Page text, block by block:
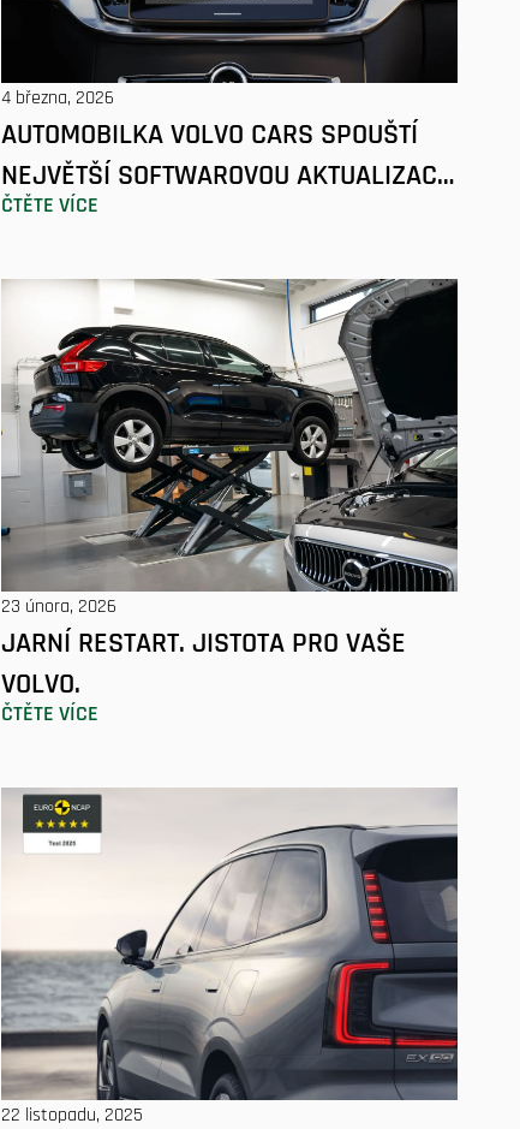
4 března, 2026
AUTOMOBILKA VOLVO CARS SPOUŠTÍ
NEJVĚTŠÍ SOFTWAROVOU AKTUALIZACI
VZDÁLENÝM PŘÍSTUPEM VE SVÉ
VYLEPŠENÍ UŽIVATELSKÉHO PROSTŘEDÍ
ČTĚTE VÍCE
23 února, 2026
JARNÍ RESTART. JISTOTA PRO VAŠE
VOLVO.
ČTĚTE VÍCE
22 listopadu, 2025